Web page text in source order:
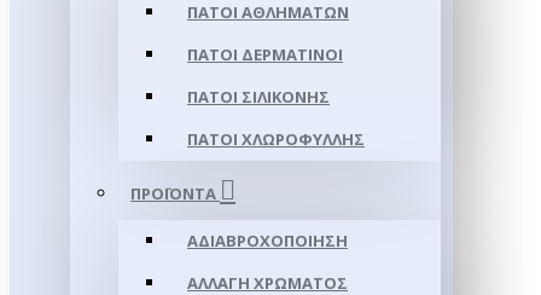
ΠΆΤΟΙ ΑΘΛΗΜΆΤΩΝ
ΠΆΤΟΙ ΔΕΡΜΆΤΙΝΟΙ
ΠΆΤΟΙ ΣΙΛΙΚΌΝΗΣ
ΠΆΤΟΙ ΧΛΩΡΟΦΎΛΛΗΣ
ΠΡΟΪΌΝΤΑ
ΑΔΙΑΒΡΟΧΟΠΟΊΗΣΗ
ΑΛΛΑΓΉ ΧΡΏΜΑΤΟΣ